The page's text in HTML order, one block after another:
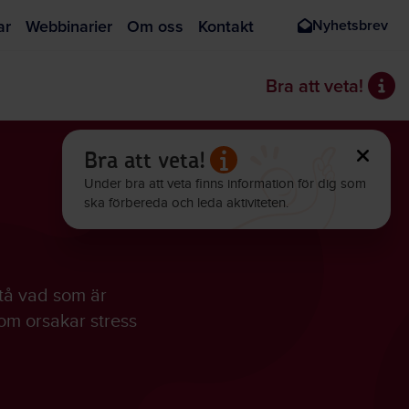
Webbinarier Om oss Kontakt Nyhetsbrev
Bra att veta!
Bra att veta!
Under bra att veta finns information för dig som
ska förbereda och leda aktiviteten.
vad som är
orsakar stress